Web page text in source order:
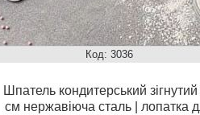
3036
Шпатель кондитерський
см нержавіюча сталь | лопатка